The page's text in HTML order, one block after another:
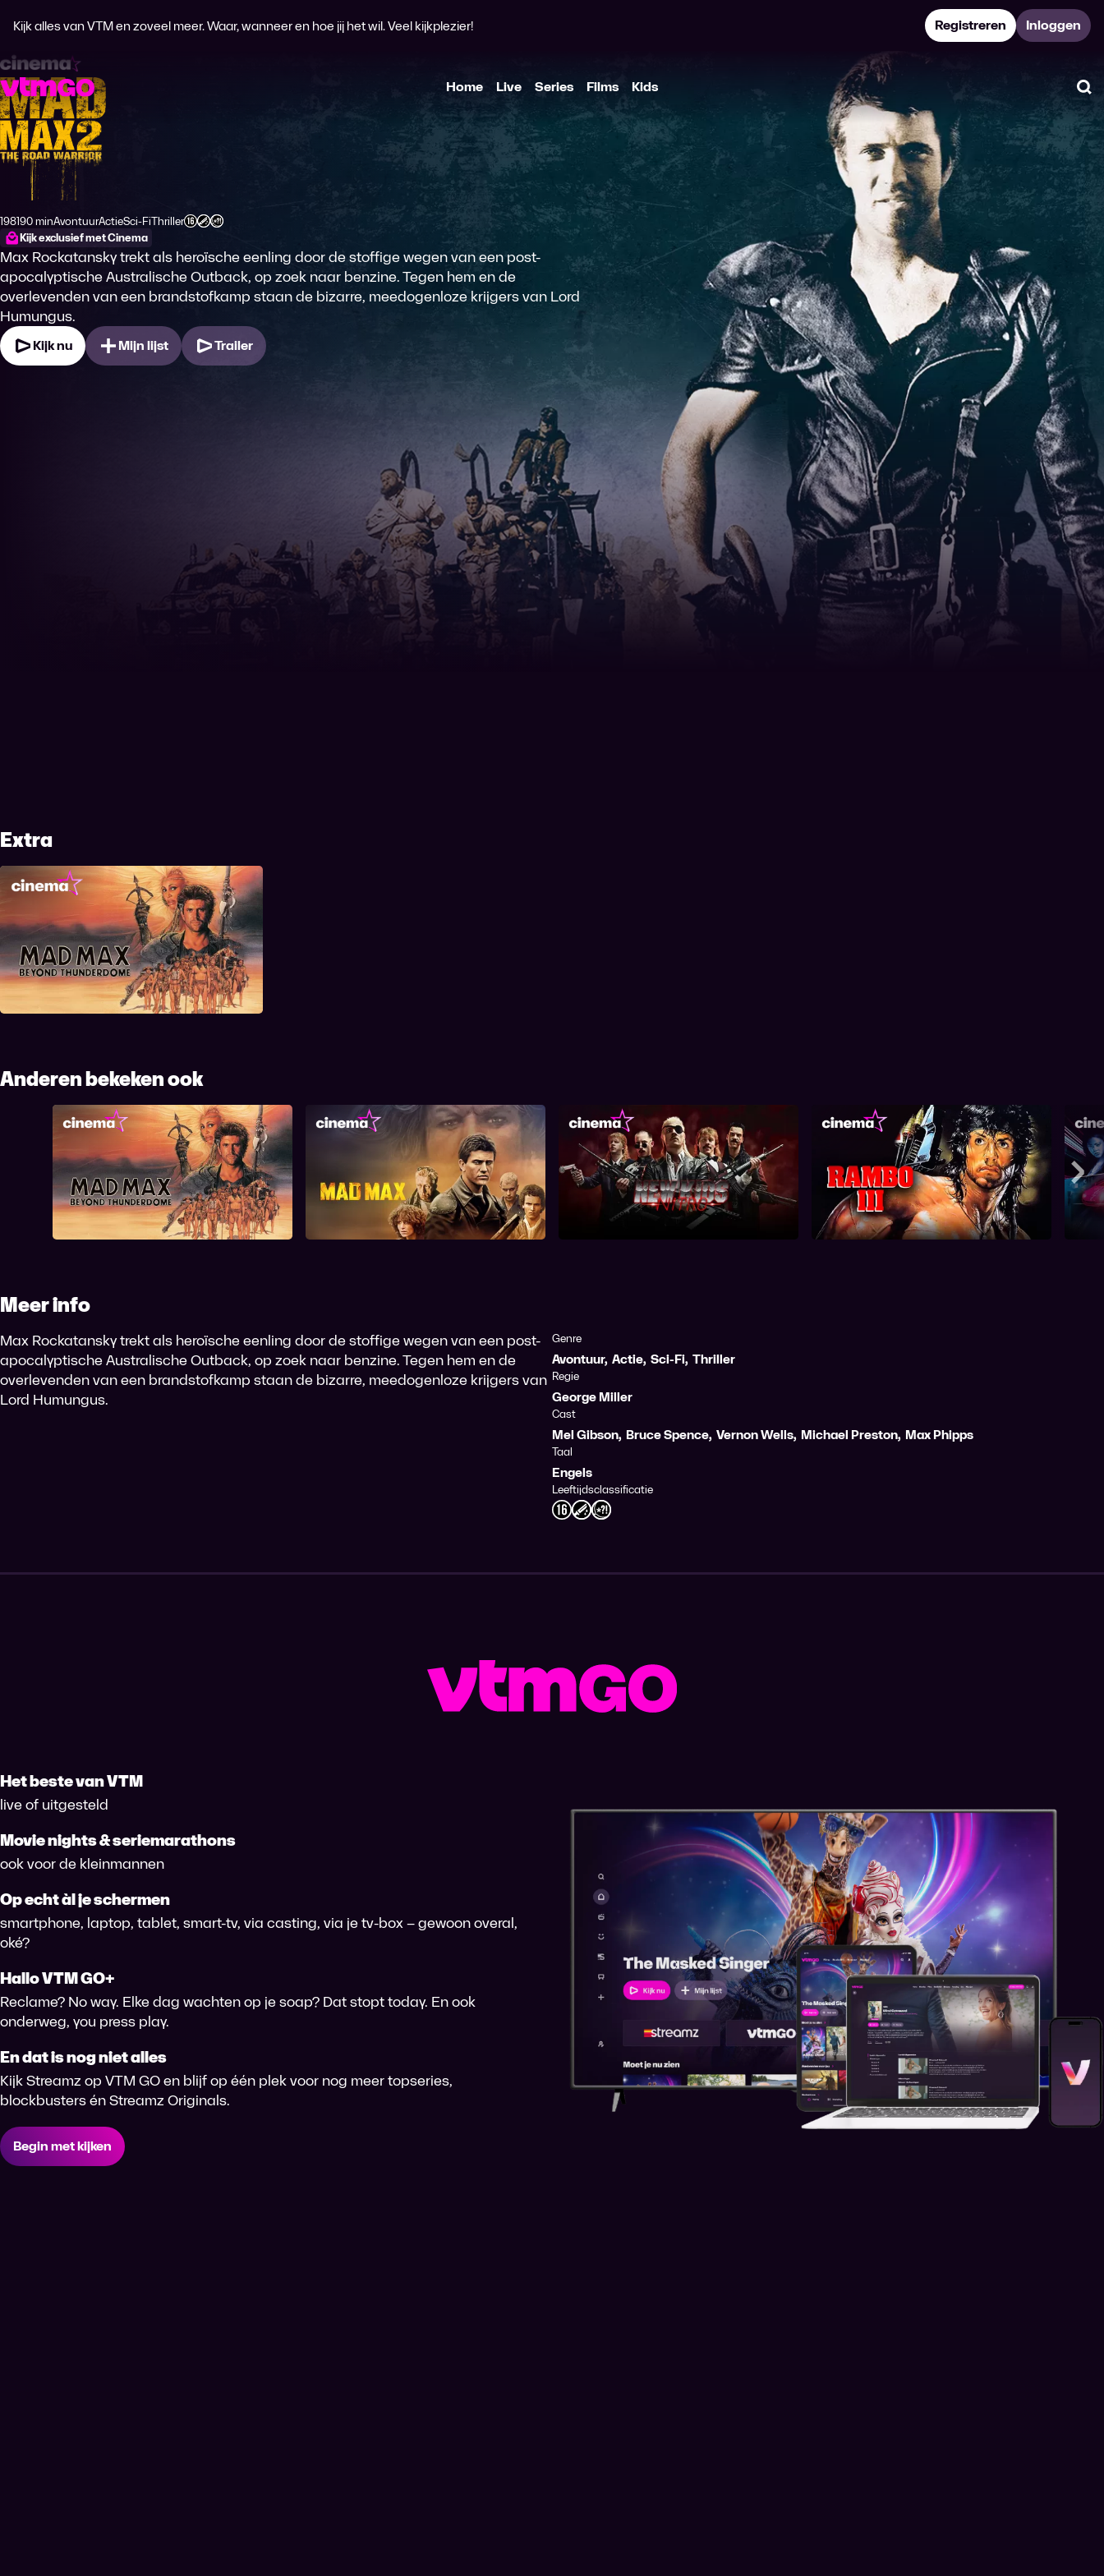
Kijk alles van VTM en zoveel meer. Waar, wanneer en hoe jij het wil. Veel kijkplezier!
Registreren Inloggen
Home Live Series Films Kids
Mad Max 2 - the Road Warrior
Productiejaar
1981
Tijdsduur
90 min
Genre
Avontuur
Genre
Actie
Genre
Sci-Fi
Genre
Thriller
Leeftijdsclassificatie
Kijk exclusief met Cinema
Max Rockatansky trekt als heroïsche eenling door de stoffige wegen van een post-
apocalyptische Australische Outback, op zoek naar benzine. Tegen hem en de
overlevenden van een brandstofkamp staan de bizarre, meedogenloze krijgers van Lord
Humungus.
Kijk nu Mijn lijst Trailer
Extra
Mad Max Beyond Thunderdome
Anderen bekeken ook
Mad Max Beyond
Thunderdome
Mad Max New Kids Nitro Rambo III
Meer info
Max Rockatansky trekt als heroïsche eenling door de stoffige wegen van een post-
apocalyptische Australische Outback, op zoek naar benzine. Tegen hem en de
overlevenden van een brandstofkamp staan de bizarre, meedogenloze krijgers van
Lord Humungus.
Genre
Avontuur, Actie, Sci-Fi, Thriller
Regie
George Miller
Cast
Mel Gibson, Bruce Spence, Vernon Wells, Michael Preston, Max Phipps
Taal
Engels
Leeftijdsclassificatie
Het beste van VTM
live of uitgesteld
Movie nights & seriemarathons
ook voor de kleinmannen
Op echt àl je schermen
smartphone, laptop, tablet, smart-tv, via casting, via je tv-box – gewoon overal,
oké?
Hallo VTM GO+
Reclame? No way. Elke dag wachten op je soap? Dat stopt today. En ook
onderweg, you press play.
En dat is nog niet alles
Kijk Streamz op VTM GO en blijf op één plek voor nog meer topseries,
blockbusters én Streamz Originals.
Begin met kijken